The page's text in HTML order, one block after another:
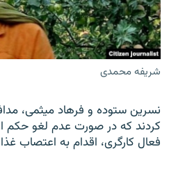
شریفه محمدی
نسرین ستوده و فرهاد میثمی،
کردند که در صورت عدم لغو حکم
فعال کارگری، اقدام به اعتصاب